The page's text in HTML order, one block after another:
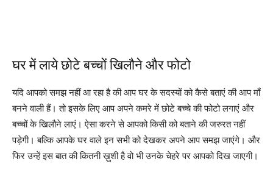
घर में लाये छोटे बच्चों खिलौने और फोटो
यदि आपको समझ नहीं आ रहा है की आप घर के सदस्यों को कैसे बताएं की आप माँ
बनने वाली हैं। तो इसके लिए आप अपने कमरे में छोटे बच्चे की फोटो लगाएं और
बच्चों के खिलौने लाएं। ऐसा करने से आपको किसी को बताने की जरुरत नहीं
पड़ेगी। बल्कि आपके घर वाले इन सभी को देखकर अपने आप समझ जाएंगे। और
फिर उन्हें इस बात की कितनी ख़ुशी है वो भी उनके चेहरे पर आपको दिख जाएगी।